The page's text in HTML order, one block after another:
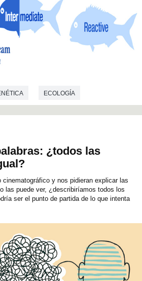
ECOLOGÍA
¿todos las
y nos pidieran explicar las
las puede ver, ¿describiríamos todos los
ser el punto de partida de lo que intenta